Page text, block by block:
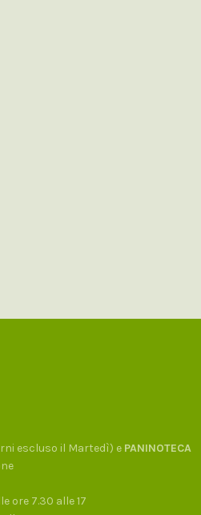
escluso il Martedì) e PANINOTECA
ore 7.30 alle 17